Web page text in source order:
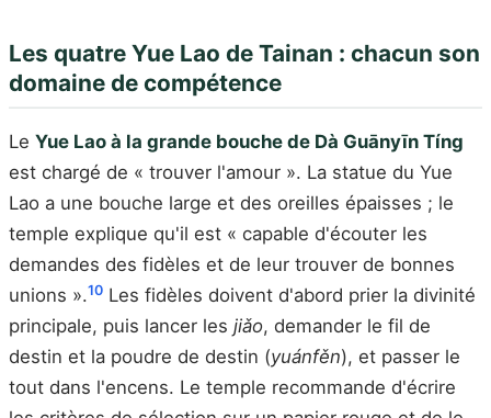
Les quatre Yue Lao de Tainan : chacun son
domaine de compétence
Le Yue Lao à la grande bouche de Dà Guānyīn Tíng
est chargé de « trouver l'amour ». La statue du Yue
Lao a une bouche large et des oreilles épaisses ; le
temple explique qu'il est « capable d'écouter les
demandes des fidèles et de leur trouver de bonnes
unions ».10 Les fidèles doivent d'abord prier la divinité
principale, puis lancer les jiǎo, demander le fil de
destin et la poudre de destin (yuánfěn), et passer le
tout dans l'encens. Le temple recommande d'écrire